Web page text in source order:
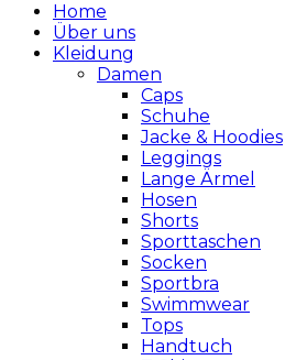
Home
Über uns
Kleidung
Damen
Caps
Schuhe
Jacke & Hoodies
Leggings
Lange Ärmel
Hosen
Shorts
Sporttaschen
Socken
Sportbra
Swimmwear
Tops
Handtuch